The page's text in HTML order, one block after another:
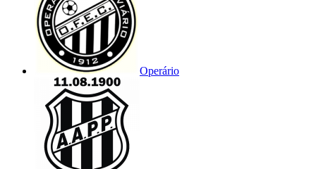
Operário